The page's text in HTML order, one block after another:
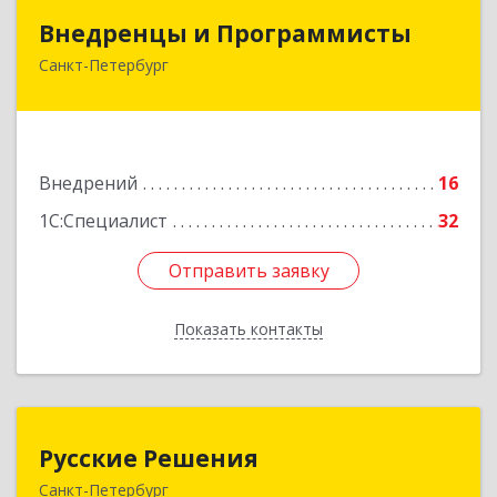
Внедренцы и Программисты
Санкт-Петербург
Внедрений
16
1С:Специалист
32
Отправить заявку
Показать контакты
194044, Санкт-Петербург г, Финляндский пр-кт,
Отправить заявку
Назад
Русские Решения
Санкт-Петербург